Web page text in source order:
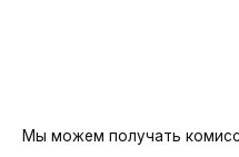
Мы можем получать